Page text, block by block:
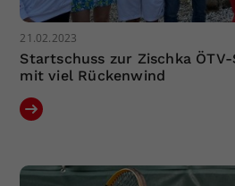
21.02.2023
Startschuss zur Zischka
mit viel Rückenwind